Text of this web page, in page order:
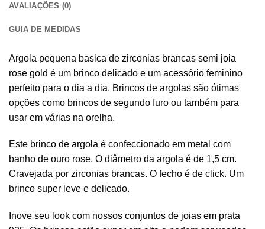
AVALIAÇÕES (0)
GUIA DE MEDIDAS
Argola pequena basica de zirconias brancas semi joia
rose gold é um brinco delicado e um acessório feminino
perfeito para o dia a dia. Brincos de argolas são ótimas
opções como brincos de segundo furo ou também para
usar em várias na orelha.
Este brinco de argola é confeccionado em metal com
banho de ouro rose. O diâmetro da argola é de 1,5 cm.
Cravejada por zirconias brancas. O fecho é de click. Um
brinco super leve e delicado.
Inove seu look com nossos conjuntos de joias em prata